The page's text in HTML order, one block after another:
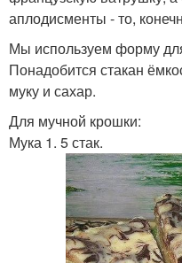
аплодисменты - то,
Мы используем форму
Понадобится стакан
муку и сахар.
Для мучной крошки:
Мука 1. 5 стак.